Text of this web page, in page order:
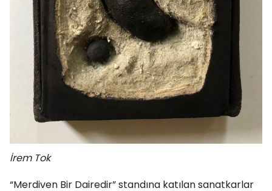
İrem Tok
“Merdiven Bir Dairedir” standına katılan sanatkarlar